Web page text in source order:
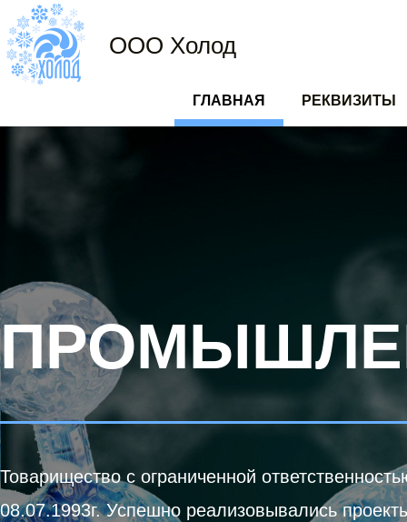
ООО Холод
ОСНОВНАЯ
НАВИГАЦИЯ
ГЛАВНАЯ РЕКВИЗИТЫ
Товарищество с ограниченной
08.07.1993г. Успешно реализовывались